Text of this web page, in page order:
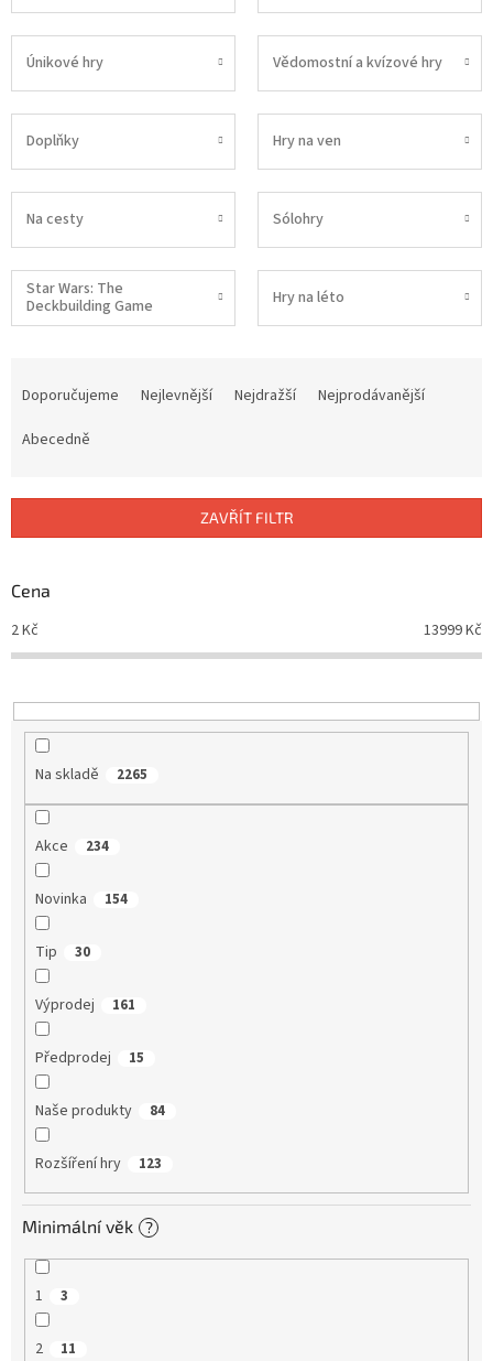
Únikové hry Vědomostní a kvízové hry
Doplňky Hry na ven
Na cesty Sólohry
Star Wars: The
Deckbuilding Game
Hry na léto
r
d
k
t
Doporučujeme Nejlevnější Nejdražší
Nejprodávanější
Abecedně
ZAVŘÍT FILTR
Cena
2Kč 13999Kč
Na skladě 2265
Akce 234
Novinka 154
Tip 30
Výprodej 161
Předprodej 15
Naše produkty 84
Rozšíření hry 123
Minimální věk ?
1 3
2 11